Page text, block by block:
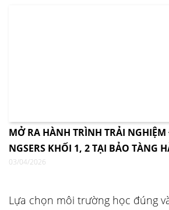
MỞ RA HÀNH TRÌNH TRẢI
NGSERS KHỐI 1, 2 TẠI BẢO TÀNG
03/04/2026
Lựa chọn môi trường học đúng